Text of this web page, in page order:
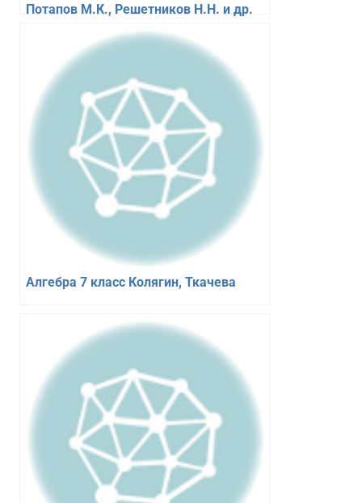
Потапов М.К., Решетников Н.Н. и др.
Алгебра 7 класс Колягин, Ткачева